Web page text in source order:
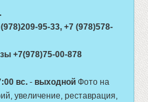
95-33, +7 (978)578-
+7(978)75-00-878
вс. - выходной Фото на
увеличение, реставрация,